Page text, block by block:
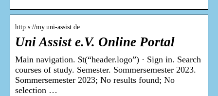
http s://my.uni-assist.de
Uni Assist e.V. Online Portal
Main navigation. $t(“header.logo”) · Sign in. Search
courses of study. Semester. Sommersemester 2023.
Sommersemester 2023; No results found; No
selection …